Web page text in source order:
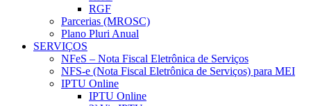
RGF
Parcerias (MROSC)
Plano Pluri Anual
SERVIÇOS
NFeS – Nota Fiscal Eletrônica de Serviços
NFS-e (Nota Fiscal Eletrônica de Serviços) para MEI
IPTU Online
IPTU Online